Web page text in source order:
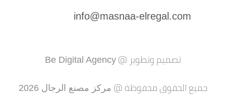
info@masnaa-elregal.com
تصميم وتطوير @ Be Digital Agency
جميع الحقوق محفوظة @ مركز مصنع الرجال 2026